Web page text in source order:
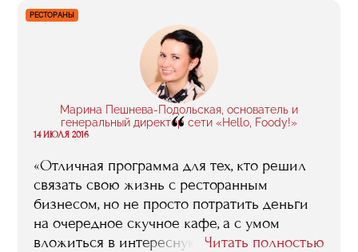
серьезный юридический бэкграунд не
мешал почувствовать эту легкость: я с
удовольствием ходила на занятия, стараясь
не пропускать их, решала кейсы, и даже
участвовала в волонтерских программах.
Вообще, мне не хотелось заканчивать
обучение, не хотелось уходить. Бесценно,
людей, с которыми мы активно общаемся и
дружим».
РЕСТОРАНЫ
Марина Пешнева-Подольская, основатель и
генеральный директор сети «Hello, Foody!»
“
14 ИЮЛЯ 2016
«Отличная программа для тех, кто решил
связать свою жизнь с ресторанным
бизнесом, но не просто потратить деньги
на очередное скучное кафе, а с умом
вложиться в интересную историю, которая
Читать полностью